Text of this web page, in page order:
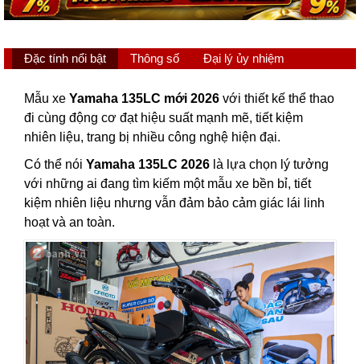
Đặc tính nổi bật Thông số Đại lý ủy nhiệm
Mẫu xe Yamaha 135LC mới 2026 với thiết kế thể thao
đi cùng động cơ đạt hiệu suất mạnh mẽ, tiết kiệm
nhiên liệu, trang bị nhiều công nghệ hiện đại.
Có thể nói Yamaha 135LC 2026 là lựa chọn lý tưởng
với những ai đang tìm kiếm một mẫu xe bền bỉ, tiết
kiệm nhiên liệu nhưng vẫn đảm bảo cảm giác lái linh
hoạt và an toàn.